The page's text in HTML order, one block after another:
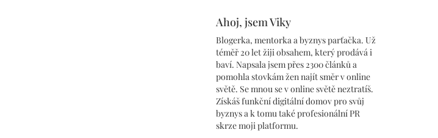
Ahoj, jsem Viky
Blogerka, mentorka a byznys parťačka. Už
téměř 20 let žiji obsahem, který prodává i
baví. Napsala jsem přes 2300 článků a
pomohla stovkám žen najít směr v online
světě. Se mnou se v online světě neztratíš.
Získáš funkční digitální domov pro svůj
byznys a k tomu také profesionální PR
skrze moji platformu.